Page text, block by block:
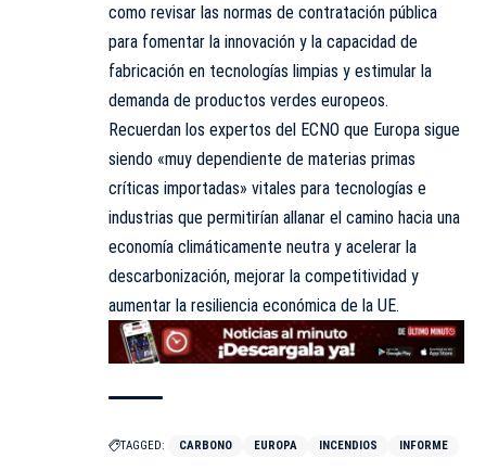
como revisar las normas de contratación pública
para fomentar la innovación y la capacidad de
fabricación en tecnologías limpias y estimular la
demanda de productos verdes europeos.
Recuerdan los expertos del ECNO que Europa sigue
siendo «muy dependiente de materias primas
críticas importadas» vitales para tecnologías e
industrias que permitirían allanar el camino hacia una
economía climáticamente neutra y acelerar la
descarbonización, mejorar la competitividad y
aumentar la resiliencia económica de la UE.
TAGGED: CARBONO EUROPA INCENDIOS INFORME